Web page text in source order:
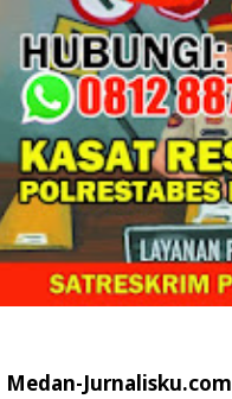
Medan-Jurnalisku.com